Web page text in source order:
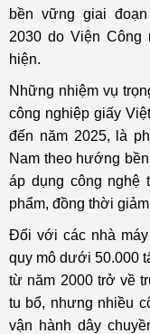
bền vững giai
2030 do Viện Công
hiện.
Những nhiệm vụ
công nghiệp giấy
đến năm 2025, là
Nam theo hướng
áp dụng công nghệ
phẩm, đồng thời
Đối với các nhà
quy mô dưới 50.000
từ năm 2000 trở về
tu bổ, nhưng nhiều
vận hành dây